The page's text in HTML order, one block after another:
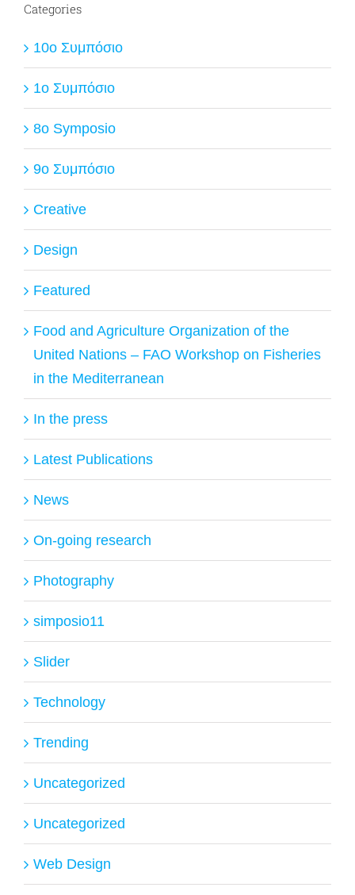
Categories
10ο Συμπόσιο
1ο Συμπόσιο
8o Symposio
9ο Συμπόσιο
Creative
Design
Featured
Food and Agriculture Organization of the
United Nations – FAO Workshop on Fisheries
in the Mediterranean
In the press
Latest Publications
News
On-going research
Photography
simposio11
Slider
Technology
Trending
Uncategorized
Uncategorized
Web Design